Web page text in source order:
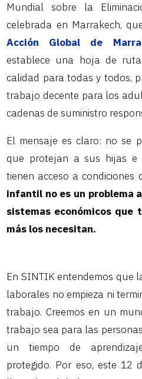
Mundial sobre la
celebrada en Marrakech,
Acción Global de
establece una hoja de
calidad para todas y todos,
trabajo decente para los
cadenas de suministro
El mensaje es claro: no se
que protejan a sus hijas e
tienen acceso a condiciones
infantil no es un problema
sistemas económicos que
más los necesitan.
En SINTIK entendemos que
laborales no empieza ni
trabajo. Creemos en un
trabajo sea para las
un tiempo de
protegido. Por eso, este 12